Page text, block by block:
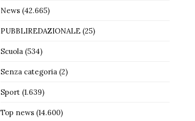
News(42.665)
PUBBLIREDAZIONALE(25)
Scuola(534)
Senza categoria(2)
Sport(1.639)
Top news(14.600)